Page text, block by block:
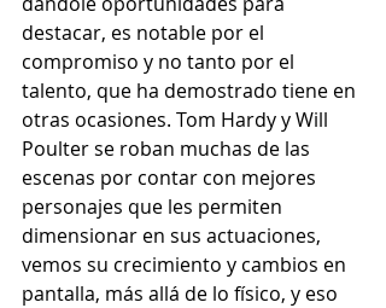
destacar, es notable por el
compromiso y no tanto por el
talento, que ha demostrado tiene en
otras ocasiones. Tom Hardy y Will
Poulter se roban muchas de las
escenas por contar con mejores
personajes que les permiten
dimensionar en sus actuaciones,
vemos su crecimiento y cambios en
pantalla, más allá de lo físico, y eso